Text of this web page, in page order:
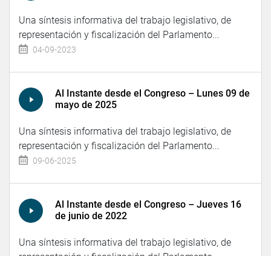
Una síntesis informativa del trabajo legislativo, de
representación y fiscalización del Parlamento...
04-09-2023
Al Instante desde el Congreso – Lunes 09 de
mayo de 2025
Una síntesis informativa del trabajo legislativo, de
representación y fiscalización del Parlamento...
09-06-2025
Al Instante desde el Congreso – Jueves 16
de junio de 2022
Una síntesis informativa del trabajo legislativo, de